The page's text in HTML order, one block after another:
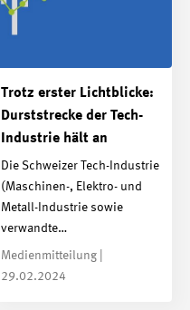
Trotz erster Lichtblicke:
Durststrecke der Tech-
Industrie hält an
Die Schweizer Tech-Industrie
(Maschinen-, Elektro- und
Metall-Industrie sowie
verwandte…
Medienmitteilung |
29.02.2024